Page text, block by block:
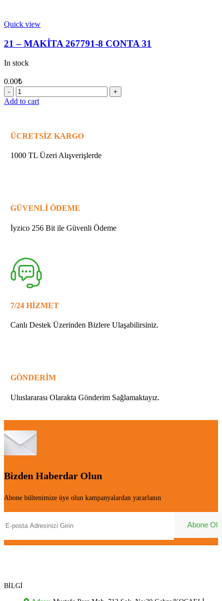
Quick view
21 – MAKİTA 267791-8 CONTA 31
In stock
0.00₺
21
-
CONTA
quantity
Add to cart
ÜCRETSİZ KARGO
1000 TL Üzeri Alışverişlerde
GÜVENLİ ÖDEME
İyzico 256 Bit ile Güvenli Ödeme
7/24 HİZMET
Canlı Destek Üzerinden Bizlere Ulaşabilirsiniz.
GÖNDERİM
Uluslararası Olarakta Gönderim Sağlamaktayız.
Bizden Haberdar Olun
Abone bültenimize üye olun kampanyalardan yararlanın
BİLGİ